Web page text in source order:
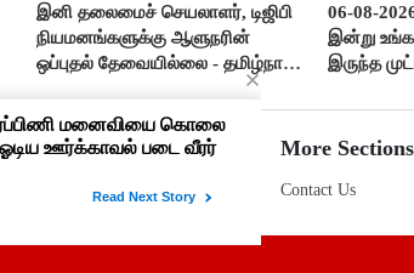
இனி தலைமைச் செயலாளர், டிஜிபி
நியமனங்களுக்கு ஆளுநரின்
ஒப்புதல் தேவையில்லை - தமிழ்நாடு
06-08-
இன்று
இருந்த
பணவரத்து
More Sections
Contact Us